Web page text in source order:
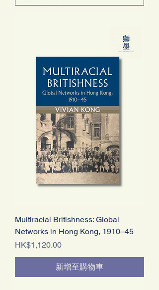
Multiracial Britishness: Global
Networks in Hong Kong, 1910–45
價格
HK$1,120.00
新增至購物車